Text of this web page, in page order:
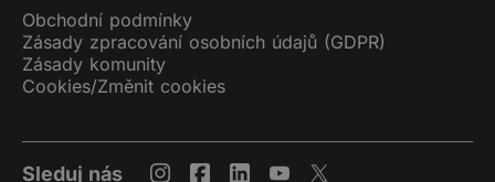
Obchodní podmínky
Zásady zpracování osobních údajů (GDPR)
Zásady komunity
Cookies/Změnit cookies
Sleduj nás